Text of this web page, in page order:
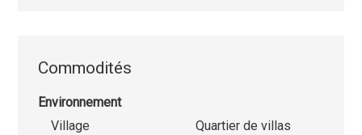
Commodités
Environnement
Village
Quartier de villas